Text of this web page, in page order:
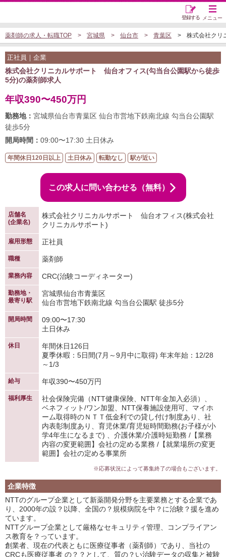
メニュー
登録する
薬剤師の求人・転職TOP 宮城県 仙台市 青葉区 株式会社クリ
正社員｜企業
株式会社クリニカルサポート 仙台オフィス(勾当台公園駅から徒歩
5分)の薬剤師求人
年収390〜450万円
勤務地： 宮城県仙台市青葉区 仙台市営地下鉄南北線 勾当台公園駅
徒歩5分
開局時間： 09:00〜17:30 土日休み
年間休日120日以上 土日休み 転勤なし 駅が近い
この求人に問い合わせる（無料）
店舗名
(企業名)
株式会社クリニカルサポート 仙台オフィス(株式会社
クリニカルサポート)
雇用形態 正社員
職種 薬剤師
業務内容 CRC(治験コーディネーター)
勤務地・
最寄り駅
宮城県仙台市青葉区
仙台市営地下鉄南北線 勾当台公園駅 徒歩5分
開局時間
09:00〜17:30
土日休み
休日
年間休日126日
夏季休暇：5日間(7月～9月中に取得) 年末年始：12/28
～1/3
給与 年収390〜450万円
福利厚生
社会保険完備（NTT健康保険、NTT年金加入必須）、
ベネフィット/ワン加盟、NTT保養施設使用可、マイホ
ーム取得時のＮＴＴ低金利での貸し付け制度あり、社
内表彰制度あり、育児休業/育児短時間勤務(お子様が小
学4年生になるまで) 、介護休業/介護時短勤務 /【業務
内容の変更範囲】会社の定める業務 /【就業場所の変更
範囲】会社の定める事業所
※応募状況によって募集終了の場合もございます。
企業特徴
NTTのグループ企業として新薬開発分野を主要業務とする企業であ
り、2000年の設？以降、全国の？規模病院を中？に治験？援を進め
ています。
NTTグループ企業として厳格なセキュリティ管理、コンプライアン
ス教育を？っています。
創業者、現在の代表ともに医療従事者（薬剤師）であり、当社の
CRCも医療従事者 の？？として、質の？い治験データの収集と被験